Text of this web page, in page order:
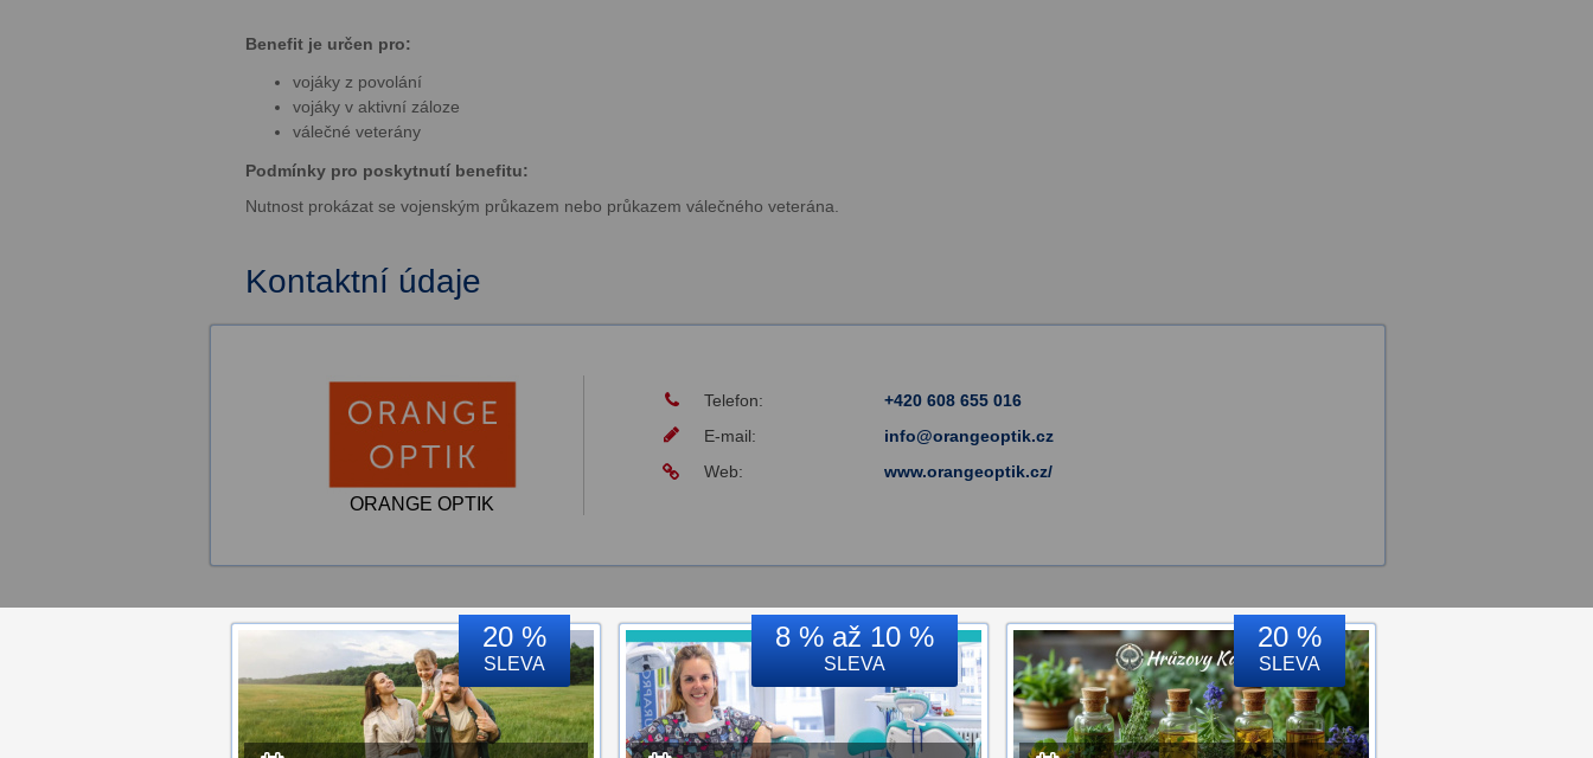
Benefit je určen pro:
vojáky z povolání
vojáky v aktivní záloze
válečné veterány
Podmínky pro poskytnutí benefitu:
Nutnost prokázat se vojenským průkazem nebo průkazem válečného veterána.
Kontaktní údaje
ORANGE OPTIK
Telefon:
+420 608 655 016
E-mail:
info@orangeoptik.cz
Web:
www.orangeoptik.cz/
20 %
SLEVA
8 % až 10 %
SLEVA
20 %
SLEVA